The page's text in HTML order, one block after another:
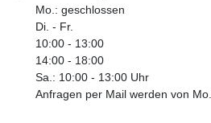
Mo.: geschlossen
Di. - Fr.
10:00 - 13:00
14:00 - 18:00
Sa.: 10:00 - 13:00 Uhr
Anfragen per Mail werden von